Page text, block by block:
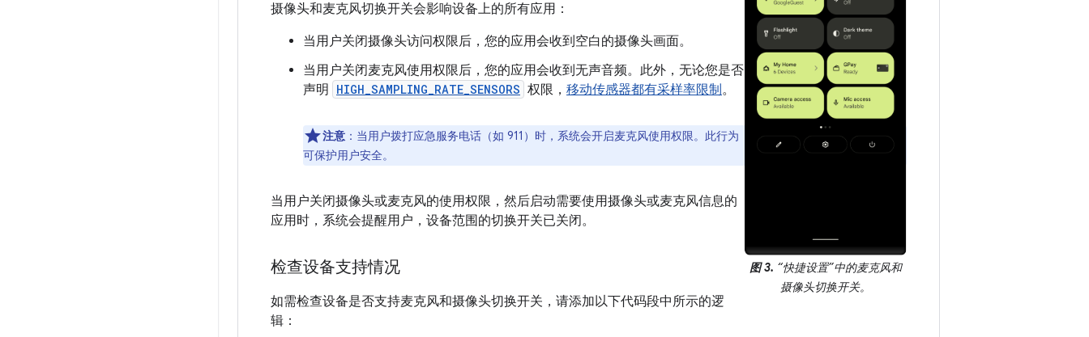
图 3. “快捷设置”中的麦克风和
摄像头切换开关。
摄像头和麦克风切换开关会影响设备上的所有应用：
当用户关闭摄像头访问权限后，您的应用会收到空白的摄像头画面。
当用户关闭麦克风使用权限后，您的应用会收到无声音频。此外，无论您是否
声明
HIGH_SAMPLING_RATE_SENSORS 权限， 移动传感器都有采样率限制。
注意 ： 当用户拨打应急服务电话（如 911）时，系统会开启麦克风使用权限。此行为
可保护用户安全。
当用户关闭摄像头或麦克风的使用权限，然后启动需要使用摄像头或麦克风信息的
应用时，系统会提醒用户，设备范围的切换开关已关闭。
检查设备支持情况
如需检查设备是否支持麦克风和摄像头切换开关，请添加以下代码段中所示的逻
辑：